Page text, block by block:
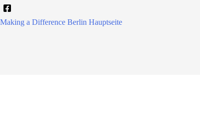
Making a Difference Berlin Hauptseite